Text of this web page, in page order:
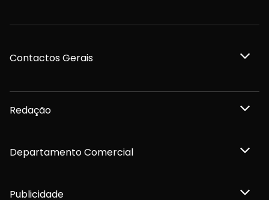
Contactos Gerais
Redação
Departamento Comercial
Publicidade